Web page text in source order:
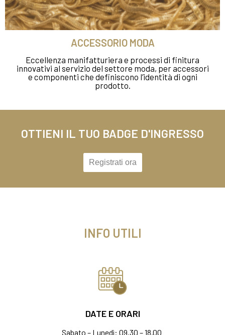
ACCESSORIO MODA
Eccellenza manifatturiera e processi di finitura
innovativi al servizio del settore moda, per accessori
e componenti che definiscono l’identità di ogni
prodotto.
OTTIENI IL TUO BADGE D'INGRESSO
Registrati ora
INFO UTILI
DATE E ORARI
Sabato – Lunedì: 09.30 – 18.00